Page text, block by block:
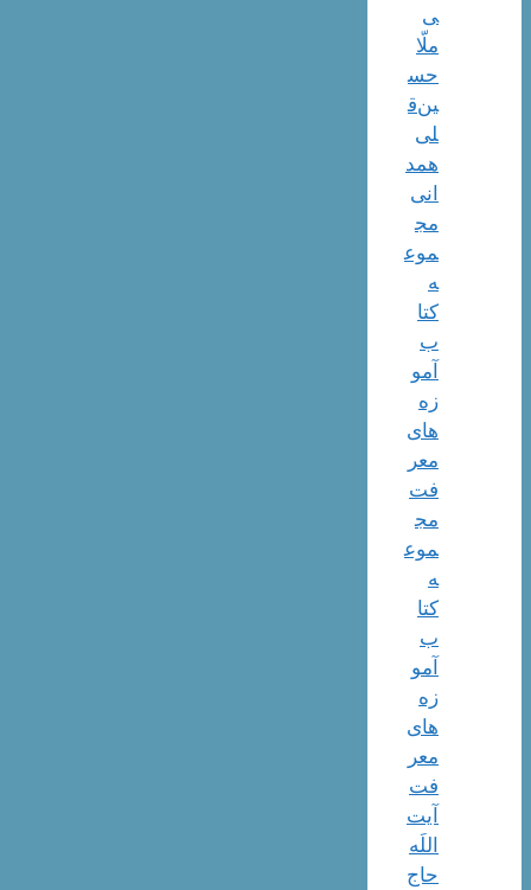
ی
ملّا
حس
ین‌ق
لی
همد
انی
مج
موع
ه
کتا
ب
آمو
زه
های
معر
فت
مج
موع
ه
کتا
ب
آمو
زه
های
معر
فت
آیت
اللَه
حاج